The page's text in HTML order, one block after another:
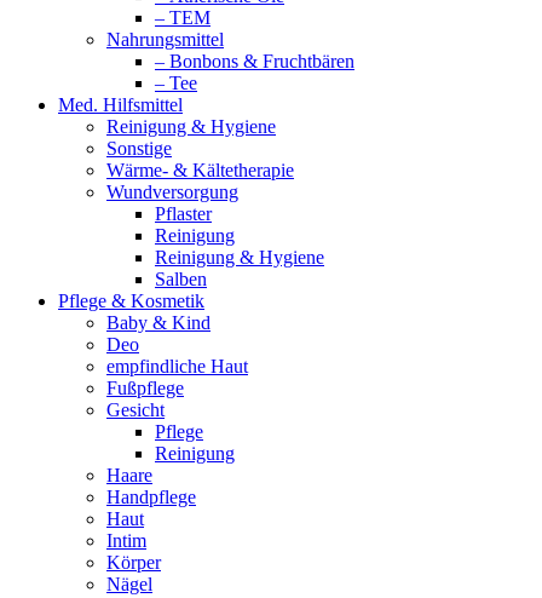
– TEM
Nahrungsmittel
– Bonbons & Fruchtbären
– Tee
Med. Hilfsmittel
Reinigung & Hygiene
Sonstige
Wärme- & Kältetherapie
Wundversorgung
Pflaster
Reinigung
Reinigung & Hygiene
Salben
Pflege & Kosmetik
Baby & Kind
Deo
empfindliche Haut
Fußpflege
Gesicht
Pflege
Reinigung
Haare
Handpflege
Haut
Intim
Körper
Nägel